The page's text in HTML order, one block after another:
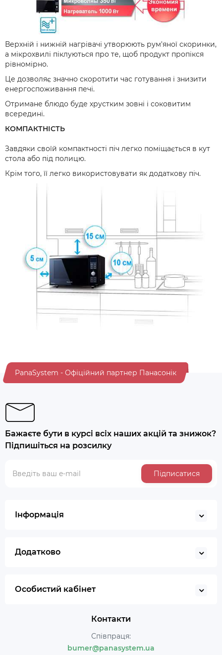
Верхній і нижній нагрівачі утворюють рум'яної скоринки,
а мікрохвилі піклуються про те, щоб продукт пропікся
рівномірно.
Це дозволяє значно скоротити час готування і знизити
енергоспоживання печі.
Отримане блюдо буде хрустким зовні і соковитим
всередині.
КОМПАКТНІСТЬ
Завдяки своїй компактності піч легко поміщається в кут
стола або під полицю.
Крім того, її легко використовувати як додаткову піч.
PanaSystem - Офіційний партнер Панасонік
Бажаєте бути в курсі всіх наших акцій та знижок?
Підпишіться на розсилку
Підписатися
Інформація
Додатково
Особистий кабінет
Контакти
Співпраця:
bumer@panasystem.ua